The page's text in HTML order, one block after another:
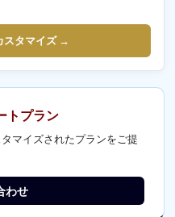
スタマイズ →
トプラン
マイズされたプランをご提
わせ